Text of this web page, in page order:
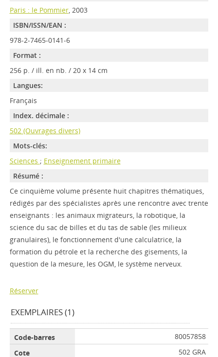
Paris : le Pommier, 2003
ISBN/ISSN/EAN :
978-2-7465-0141-6
Format :
256 p. / ill. en nb. / 20 x 14 cm
Langues:
Français
Index. décimale :
502 (Ouvrages divers)
Mots-clés:
Sciences ; Enseignement primaire
Résumé :
Ce cinquième volume présente huit chapitres thématiques,
rédigés par des spécialistes après une rencontre avec trente
enseignants : les animaux migrateurs, la robotique, la
science du sac de billes et du tas de sable (les milieux
granulaires), le fonctionnement d'une calculatrice, la
formation du pétrole et la recherche des gisements, la
question de la mesure, les OGM, le système nerveux.
Réserver
EXEMPLAIRES (1)
80057858
502 GRA